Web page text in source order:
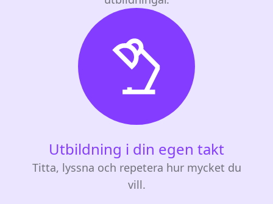
Utbildning i din egen takt
Titta, lyssna och repetera hur mycket du
vill.